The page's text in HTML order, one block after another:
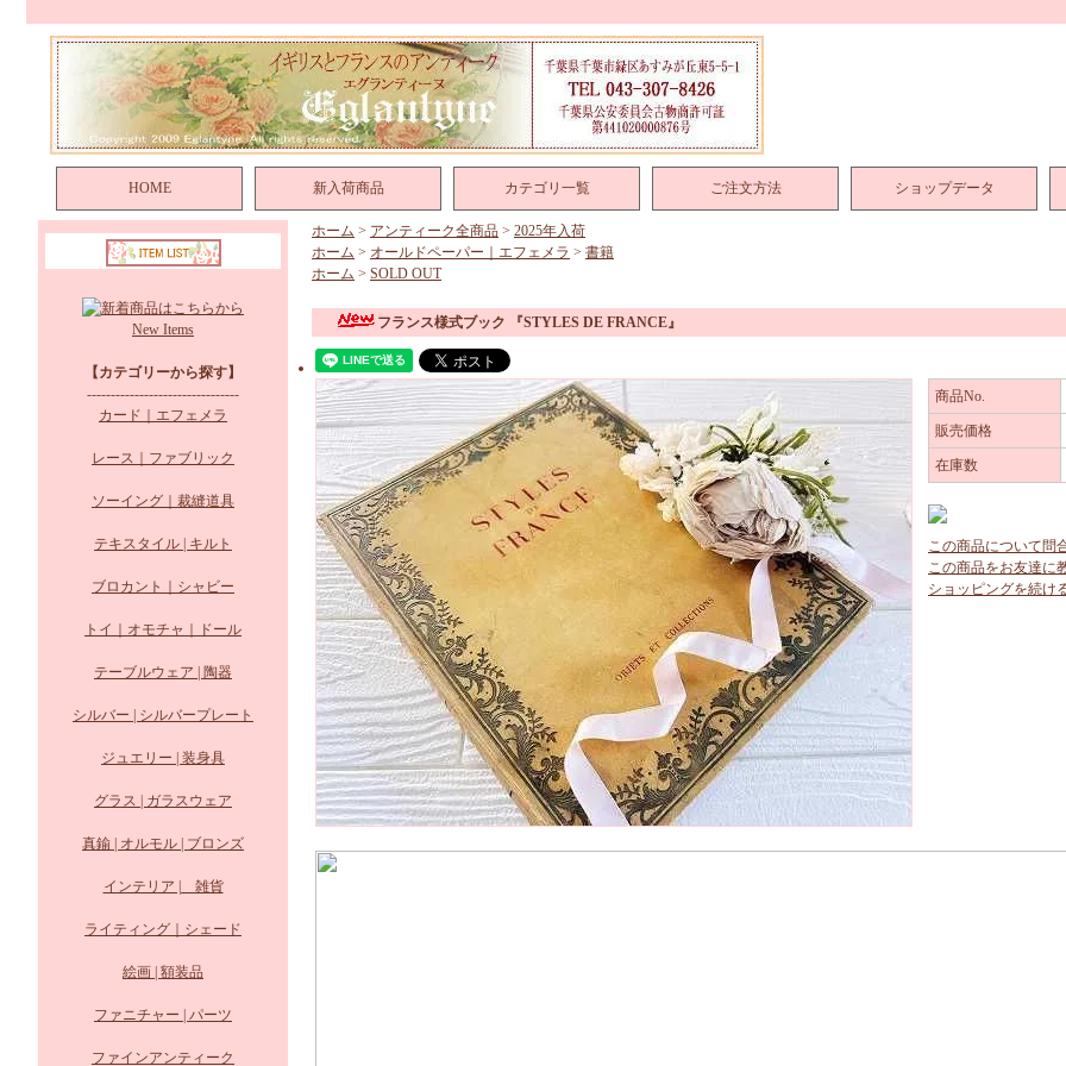
HOME 新入荷商品 カテゴリ一覧 ご注文方法 ショップデータ
New Items
【カテゴリーから探す】
--------------------------------
カード｜エフェメラ
レース｜ファブリック
ソーイング｜裁縫道具
テキスタイル | キルト
ブロカント｜シャビー
トイ｜オモチャ｜ドール
テーブルウェア | 陶器
シルバー | シルバープレート
ジュエリー | 装身具
グラス | ガラスウェア
真鍮 | オルモル | ブロンズ
インテリア | 雑貨
ライティング｜シェード
絵画 | 額装品
ファニチャー | パーツ
ファインアンティーク
ホーム > アンティーク全商品 > 2025年入荷
ホーム > オールドペーパー｜エフェメラ > 書籍
ホーム > SOLD OUT
フランス様式ブック 『STYLES DE FRANCE』
商品No.
販売価格
在庫数
この商品について問
この商品をお友達に
ショッピングを続け